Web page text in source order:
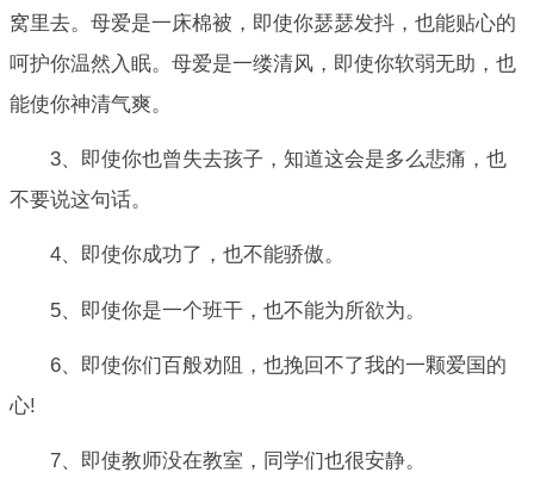
窝里去。母爱是一床棉被，即使你瑟瑟发抖，也能贴心的
呵护你温然入眠。母爱是一缕清风，即使你软弱无助，也
能使你神清气爽。
3、即使你也曾失去孩子，知道这会是多么悲痛，也
不要说这句话。
4、即使你成功了，也不能骄傲。
5、即使你是一个班干，也不能为所欲为。
6、即使你们百般劝阻，也挽回不了我的一颗爱国的
心!
7、即使教师没在教室，同学们也很安静。